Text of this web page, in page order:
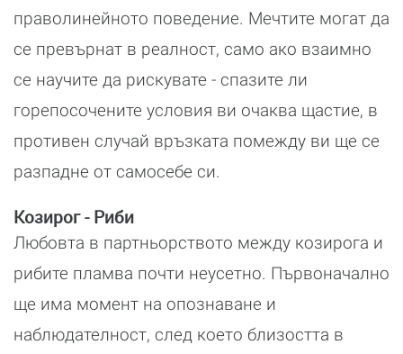
праволинейното поведение. Мечтите могат да
се превърнат в реалност, само ако взаимно
се научите да рискувате - спазите ли
горепосочените условия ви очаква щастие, в
противен случай връзката помежду ви ще се
разпадне от самосебе си.
Козирог - Риби
Любовта в партньорството между козирога и
рибите пламва почти неусетно. Първоначално
ще има момент на опознаване и
наблюдателност, след което близостта в